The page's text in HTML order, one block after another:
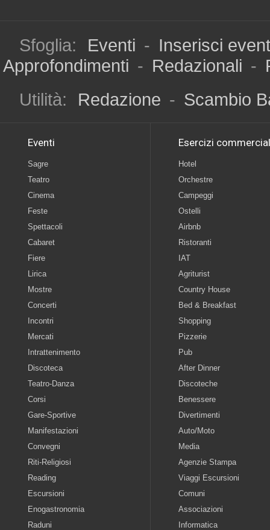
Sfoglia: Eventi - Inserisci
Approfondimenti - Redazionali -
Utilità:
Redazione - Scambio
Eventi
Sagre
Teatro
Cinema
Feste
Spettacoli
Cabaret
Fiere
Lirica
Mostre
Concerti
Incontri
Mercati
Intrattenimento
Discoteca
Teatro-Danza
Corsi
Gare-Sportive
Manifestazioni
Convegni
Riti-Religiosi
Reading
Escursioni
Enogastronomia
Raduni
Esercizi
Hotel
Orchestre
Campeggi
Ostelli
Airbnb
Ristoranti
IAT
Agriturist
Country House
Bed & Breakfast
Shopping
Pizzerie
Pub
After Dinner
Discoteche
Benessere
Divertimenti
Auto/Moto
Media
Agenzie Stampa
Viaggi Escursioni
Comuni
Associazioni
Informatica